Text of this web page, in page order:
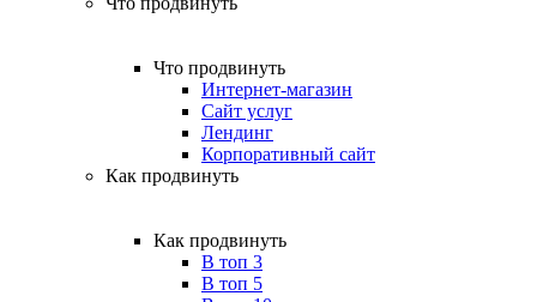
Что продвинуть
Интернет-магазин
Сайт услуг
Лендинг
Корпоративный сайт
Как продвинуть
Как продвинуть
В топ 3
В топ 5